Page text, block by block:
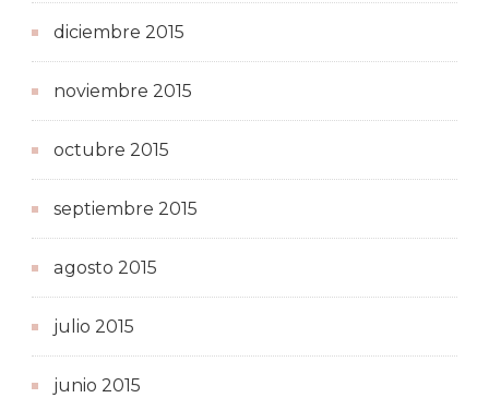
diciembre 2015
noviembre 2015
octubre 2015
septiembre 2015
agosto 2015
julio 2015
junio 2015